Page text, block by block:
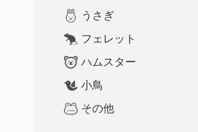
うさぎ
フェレット
ハムスター
小鳥
その他